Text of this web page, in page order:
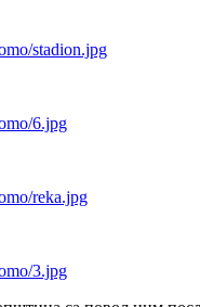
stadion.jpg
6.jpg
reka.jpg
3.jpg